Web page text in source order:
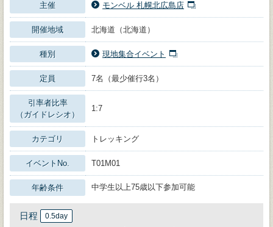
主催 モンベル 札幌北広島店
開催地域 北海道（北海道）
種別 現地集合イベント
定員 7名（最少催行3名）
引率者比率
（ガイドレシオ）
1:7
カテゴリ トレッキング
イベントNo. T01M01
年齢条件 中学生以上75歳以下参加可能
日程 0.5day